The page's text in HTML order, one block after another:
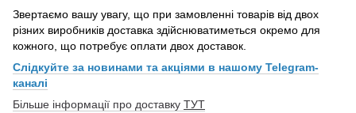
Звертаємо вашу увагу, що при замовленні товарів від двох
різних виробників доставка здійснюватиметься окремо для
кожного, що потребує оплати двох доставок.
Слідкуйте за новинами та акціями в нашому Telegram-
каналі
Більше інформації про доставку ТУТ